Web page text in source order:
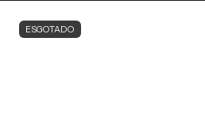
ESGOTADO